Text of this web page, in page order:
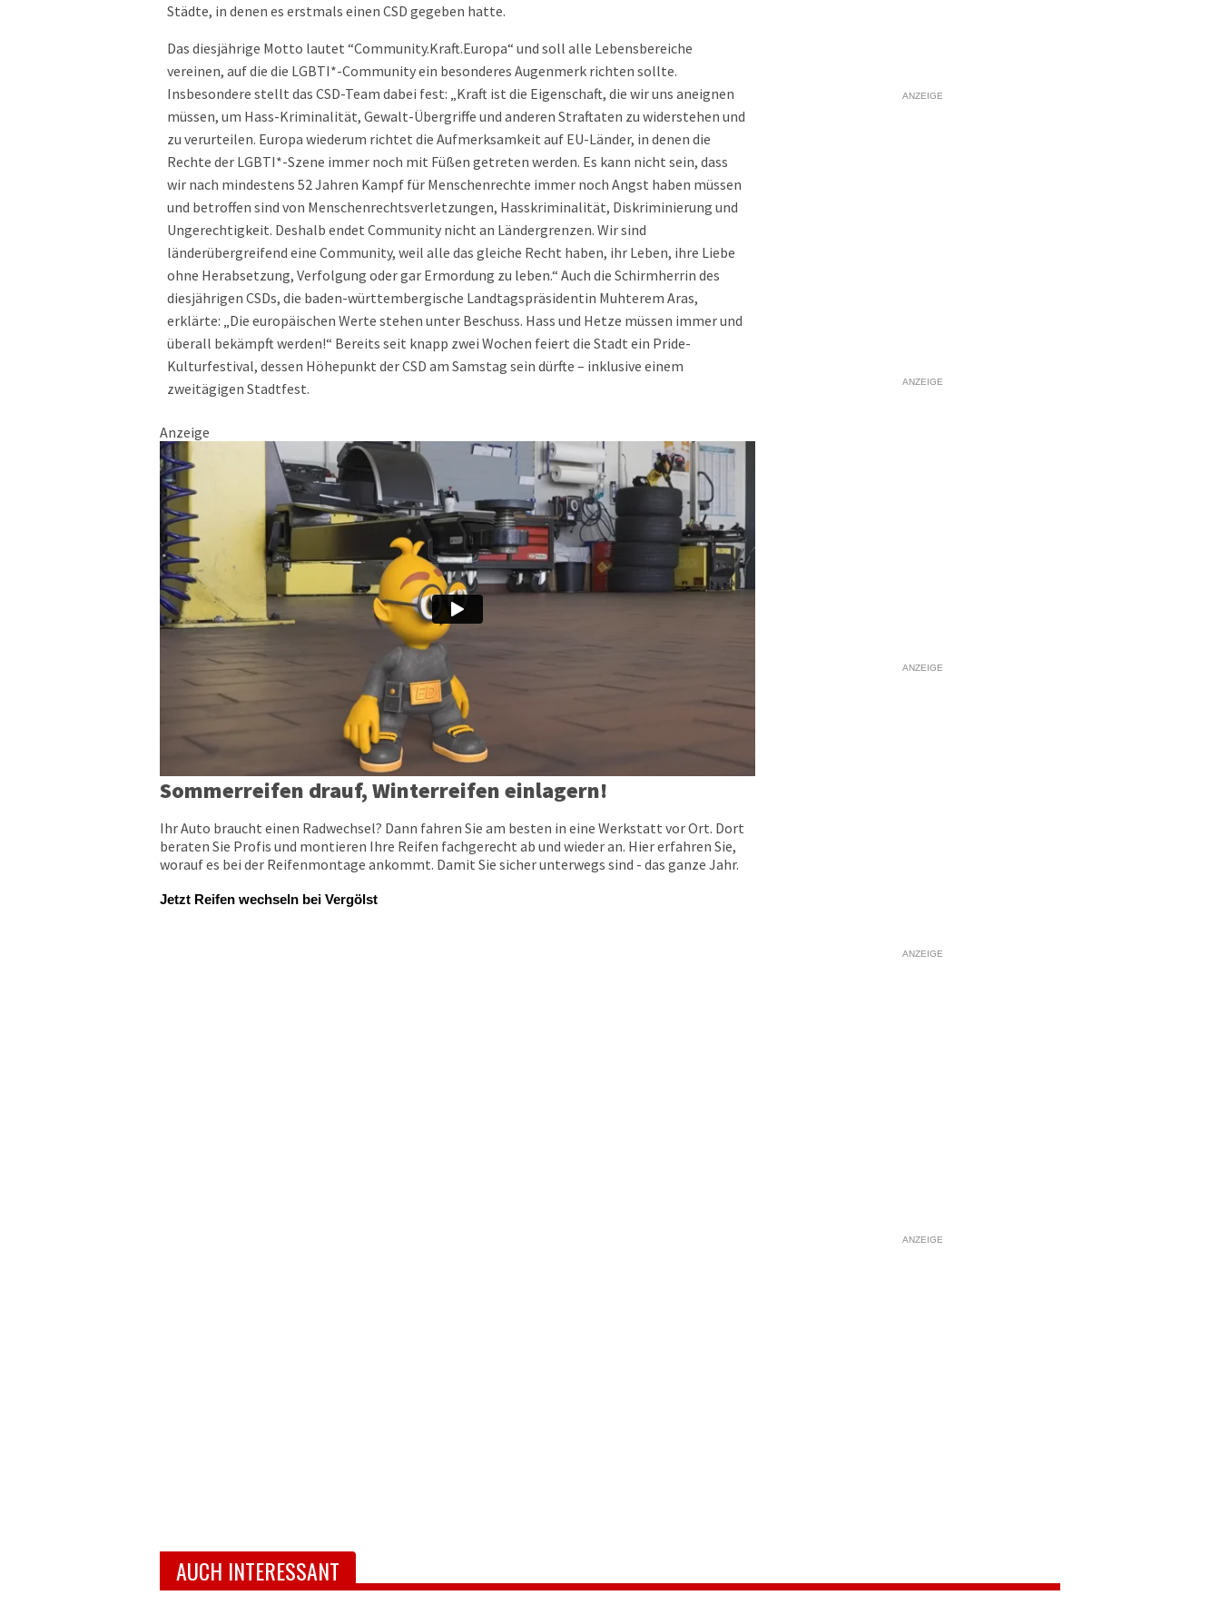
Städte, in denen es erstmals einen CSD gegeben hatte.
Das diesjährige Motto lautet “Community.Kraft.Europa“ und soll alle Lebensbereiche
vereinen, auf die die LGBTI*-Community ein besonderes Augenmerk richten sollte.
Insbesondere stellt das CSD-Team dabei fest: „Kraft ist die Eigenschaft, die wir uns aneignen
müssen, um Hass-Kriminalität, Gewalt-Übergriffe und anderen Straftaten zu widerstehen und
zu verurteilen. Europa wiederum richtet die Aufmerksamkeit auf EU-Länder, in denen die
Rechte der LGBTI*-Szene immer noch mit Füßen getreten werden. Es kann nicht sein, dass
wir nach mindestens 52 Jahren Kampf für Menschenrechte immer noch Angst haben müssen
und betroffen sind von Menschenrechtsverletzungen, Hasskriminalität, Diskriminierung und
Ungerechtigkeit. Deshalb endet Community nicht an Ländergrenzen. Wir sind
länderübergreifend eine Community, weil alle das gleiche Recht haben, ihr Leben, ihre Liebe
ohne Herabsetzung, Verfolgung oder gar Ermordung zu leben.“ Auch die Schirmherrin des
diesjährigen CSDs, die baden-württembergische Landtagspräsidentin Muhterem Aras,
erklärte: „Die europäischen Werte stehen unter Beschuss. Hass und Hetze müssen immer und
überall bekämpft werden!“ Bereits seit knapp zwei Wochen feiert die Stadt ein Pride-
Kulturfestival, dessen Höhepunkt der CSD am Samstag sein dürfte – inklusive einem
zweitägigen Stadtfest.
Anzeige
Sommerreifen drauf, Winterreifen einlagern!
Ihr Auto braucht einen Radwechsel? Dann fahren Sie am besten in eine Werkstatt vor Ort. Dort
beraten Sie Profis und montieren Ihre Reifen fachgerecht ab und wieder an. Hier erfahren Sie,
worauf es bei der Reifenmontage ankommt. Damit Sie sicher unterwegs sind - das ganze Jahr.
Jetzt Reifen wechseln bei Vergölst
ANZEIGE
ANZEIGE
ANZEIGE
ANZEIGE
ANZEIGE
AUCH INTERESSANT